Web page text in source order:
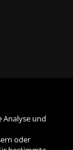
Analyse und
oder